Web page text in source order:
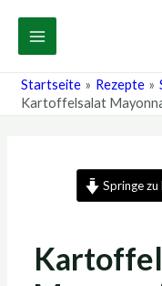
Inhalt
MAIN
MENU
Startseite Rezepte
Kartoffelsalat
Springe zu